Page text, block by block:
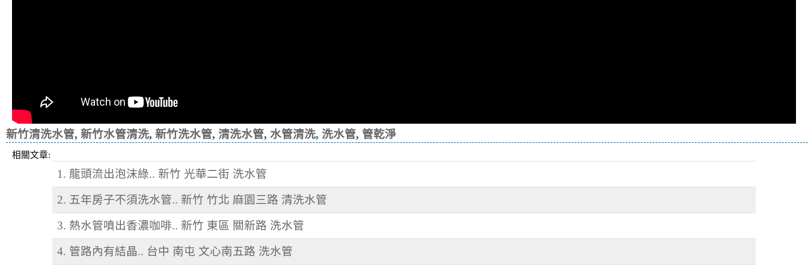
新竹清洗水管, 新竹水管清洗, 新竹洗水管, 清洗水管, 水管清洗, 洗水管, 管乾淨
相關文章:
1. 龍頭流出泡沫綠.. 新竹 光華二街 洗水管
2. 五年房子不須洗水管.. 新竹 竹北 麻園三路 清洗水管
3. 熱水管噴出香濃咖啡.. 新竹 東區 關新路 洗水管
4. 管路內有結晶.. 台中 南屯 文心南五路 洗水管